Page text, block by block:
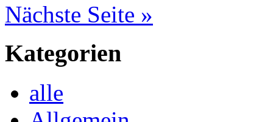
Nächste Seite »
Kategorien
alle